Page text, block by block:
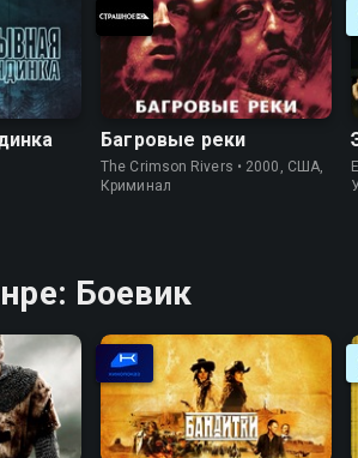
Багровые реки
The Crimson Rivers • 2000, США,
Криминал
Боевик